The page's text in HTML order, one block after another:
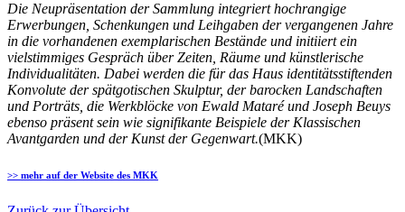
Die Neupräsentation der Sammlung integriert hochrangige
Erwerbungen, Schenkungen und Leihgaben der vergangenen Jahre
in die vorhandenen exemplarischen Bestände und initiiert ein
vielstimmiges Gespräch über Zeiten, Räume und künstlerische
Individualitäten. Dabei werden die für das Haus identitätsstiftenden
Konvolute der spätgotischen Skulptur, der barocken Landschaften
und Porträts, die Werkblöcke von Ewald Mataré und Joseph Beuys
ebenso präsent sein wie signifikante Beispiele der Klassischen
Avantgarden und der Kunst der Gegenwart.(MKK)
>> mehr auf der Website des MKK